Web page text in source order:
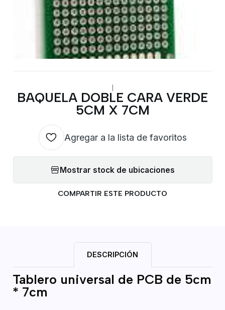
|
BAQUELA DOBLE CARA VERDE
5CM X 7CM
Agregar a la lista de favoritos
Mostrar stock de ubicaciones
COMPARTIR ESTE PRODUCTO
DESCRIPCIÓN
Tablero universal de PCB de 5cm
* 7cm